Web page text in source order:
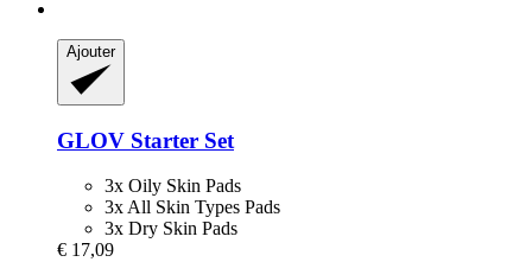
Ajouter
GLOV Starter Set
3x Oily Skin Pads
3x All Skin Types Pads
3x Dry Skin Pads
€ 17,09